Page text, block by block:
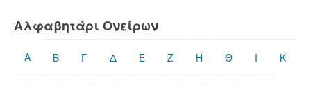
Αλφαβητάρι Ονείρων
Α Β Γ Δ Ε Ζ Η Θ Ι Κ